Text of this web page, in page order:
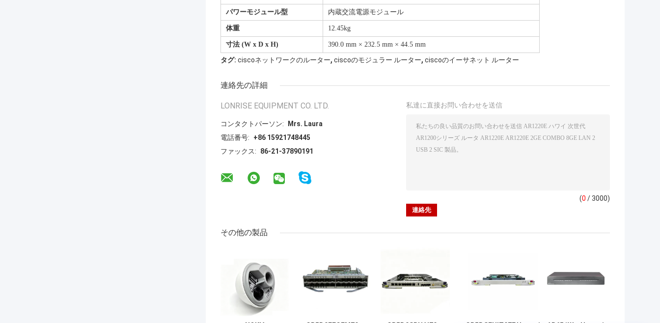
パワーモジュール型 内蔵交流電源モジュール
体重 12.45kg
寸法 (W x D x H) 390.0 mm × 232.5 mm × 44.5 mm
タグ: ciscoネットワークのルーター, ciscoのモジュラー ルーター, ciscoのイーサネット ルーター
連絡先の詳細
LONRISE EQUIPMENT CO. LTD.
コンタクトパーソン:
Mrs. Laura
電話番号:
+86 15921748445
ファックス:
86-21-37890191
私達に直接お問い合わせを送信
(0 / 3000)
その他の製品